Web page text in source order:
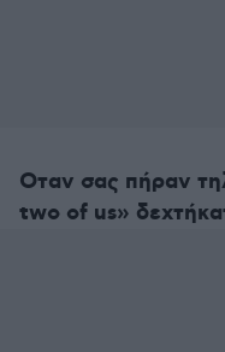
Οταν σας πήραν
two of us»